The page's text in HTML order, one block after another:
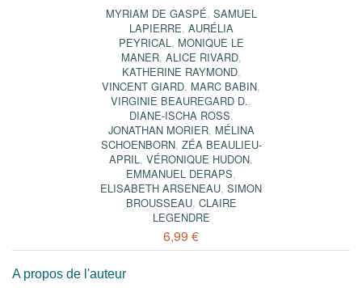
MYRIAM DE GASPÉ, SAMUEL
LAPIERRE, AURÉLIA
PEYRICAL, MONIQUE LE
MANER, ALICE RIVARD,
KATHERINE RAYMOND,
VINCENT GIARD, MARC BABIN,
VIRGINIE BEAUREGARD D.,
DIANE-ISCHA ROSS,
JONATHAN MORIER, MÉLINA
SCHOENBORN, ZÉA BEAULIEU-
APRIL, VÉRONIQUE HUDON,
EMMANUEL DERAPS,
ELISABETH ARSENEAU, SIMON
BROUSSEAU, CLAIRE
LEGENDRE
6,99 €
A propos de l'auteur